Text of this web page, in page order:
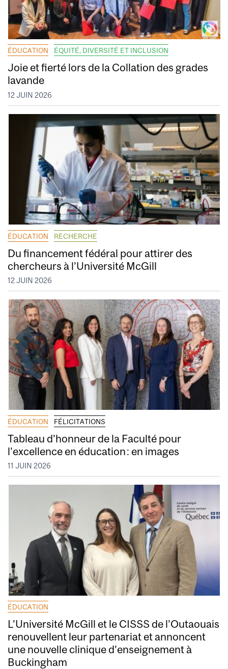
ÉDUCATION ÉQUITÉ, DIVERSITÉ ET INCLUSION
Joie et fierté lors de la Collation des grades
lavande
12 JUIN 2026
ÉDUCATION RECHERCHE
Du financement fédéral pour attirer des
chercheurs à l’Université McGill
12 JUIN 2026
ÉDUCATION FÉLICITATIONS
Tableau d’honneur de la Faculté pour
l’excellence en éducation : en images
11 JUIN 2026
ÉDUCATION
L’Université McGill et le CISSS de l’Outaouais
renouvellent leur partenariat et annoncent
une nouvelle clinique d’enseignement à
Buckingham